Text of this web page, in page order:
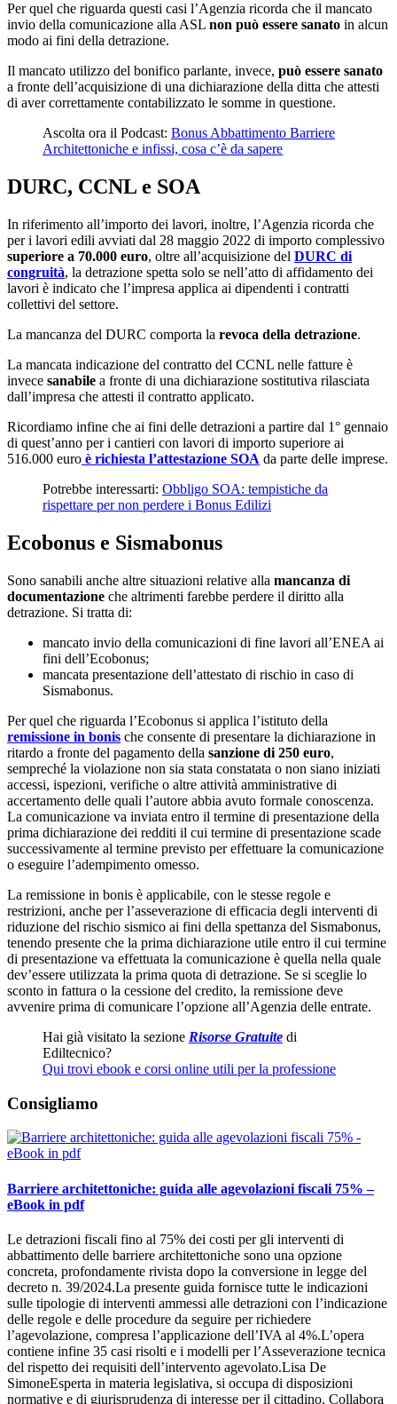
Per quel che riguarda questi casi l’Agenzia ricorda che il mancato
invio della comunicazione alla ASL non può essere sanato in alcun
modo ai fini della detrazione.
Il mancato utilizzo del bonifico parlante, invece, può essere sanato
a fronte dell’acquisizione di una dichiarazione della ditta che attesti
di aver correttamente contabilizzato le somme in questione.
Ascolta ora il Podcast: Bonus Abbattimento Barriere
Architettoniche e infissi, cosa c’è da sapere
DURC, CCNL e SOA
In riferimento all’importo dei lavori, inoltre, l’Agenzia ricorda che
per i lavori edili avviati dal 28 maggio 2022 di importo complessivo
superiore a 70.000 euro, oltre all’acquisizione del DURC di
congruità, la detrazione spetta solo se nell’atto di affidamento dei
lavori è indicato che l’impresa applica ai dipendenti i contratti
collettivi del settore.
La mancanza del DURC comporta la revoca della detrazione.
La mancata indicazione del contratto del CCNL nelle fatture è
invece sanabile a fronte di una dichiarazione sostitutiva rilasciata
dall’impresa che attesti il contratto applicato.
Ricordiamo infine che ai fini delle detrazioni a partire dal 1° gennaio
di quest’anno per i cantieri con lavori di importo superiore ai
516.000 euro è richiesta l’attestazione SOA da parte delle imprese.
Potrebbe interessarti: Obbligo SOA: tempistiche da
rispettare per non perdere i Bonus Edilizi
Ecobonus e Sismabonus
Sono sanabili anche altre situazioni relative alla mancanza di
documentazione che altrimenti farebbe perdere il diritto alla
detrazione. Si tratta di:
mancato invio della comunicazioni di fine lavori all’ENEA ai
fini dell’Ecobonus;
mancata presentazione dell’attestato di rischio in caso di
Sismabonus.
Per quel che riguarda l’Ecobonus si applica l’istituto della
remissione in bonis che consente di presentare la dichiarazione in
ritardo a fronte del pagamento della sanzione di 250 euro,
sempreché la violazione non sia stata constatata o non siano iniziati
accessi, ispezioni, verifiche o altre attività amministrative di
accertamento delle quali l’autore abbia avuto formale conoscenza.
La comunicazione va inviata entro il termine di presentazione della
prima dichiarazione dei redditi il cui termine di presentazione scade
successivamente al termine previsto per effettuare la comunicazione
o eseguire l’adempimento omesso.
La remissione in bonis è applicabile, con le stesse regole e
restrizioni, anche per l’asseverazione di efficacia degli interventi di
riduzione del rischio sismico ai fini della spettanza del Sismabonus,
tenendo presente che la prima dichiarazione utile entro il cui termine
di presentazione va effettuata la comunicazione è quella nella quale
dev’essere utilizzata la prima quota di detrazione. Se si sceglie lo
sconto in fattura o la cessione del credito, la remissione deve
avvenire prima di comunicare l’opzione all’Agenzia delle entrate.
Hai già visitato la sezione Risorse Gratuite di
Ediltecnico?
Qui trovi ebook e corsi online utili per la professione
Consigliamo
Barriere architettoniche: guida alle agevolazioni fiscali 75% –
eBook in pdf
Le detrazioni fiscali fino al 75% dei costi per gli interventi di
abbattimento delle barriere architettoniche sono una opzione
concreta, profondamente rivista dopo la conversione in legge del
decreto n. 39/2024.La presente guida fornisce tutte le indicazioni
sulle tipologie di interventi ammessi alle detrazioni con l’indicazione
delle regole e delle procedure da seguire per richiedere
l’agevolazione, compresa l’applicazione dell’IVA al 4%.L’opera
contiene infine 35 casi risolti e i modelli per l’Asseverazione tecnica
del rispetto dei requisiti dell’intervento agevolato.Lisa De
SimoneEsperta in materia legislativa, si occupa di disposizioni
normative e di giurisprudenza di interesse per il cittadino. Collabora